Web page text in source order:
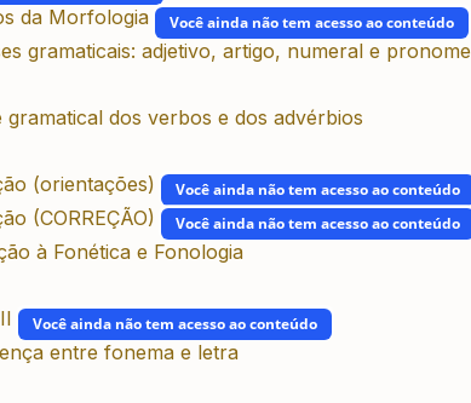
da Morfologia Você ainda não tem acesso ao conteúdo
gramaticais: adjetivo, artigo, numeral e pronome
dos verbos e dos advérbios
(orientações) Você ainda não tem acesso ao conteúdo
(CORREÇÃO) Você ainda não tem acesso ao conteúdo
à Fonética e Fonologia
Você ainda não tem acesso ao conteúdo
entre fonema e letra